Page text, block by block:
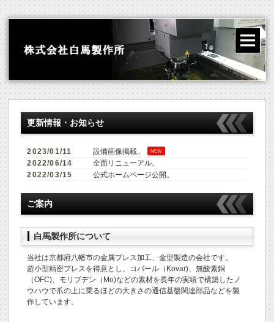
更新情報・お知らせ
2023/01/11 設備画像掲載。 NEW
2022/06/14
全面リニューアル。
2022/03/15
公式ホームページ公開。
ご案内
白馬製作所について
当社は京都府八幡市の金属プレス加工、金型製造の会社です。
超小型精密プレスを得意とし、コバール（Kovar)、無酸素銅
（OFC)、モリブデン（Mo)などの素材を長年の実績で構築したノ
ウハウで爪の上に乗るほどの大きさの通信基盤関連部品などを製
作しています。